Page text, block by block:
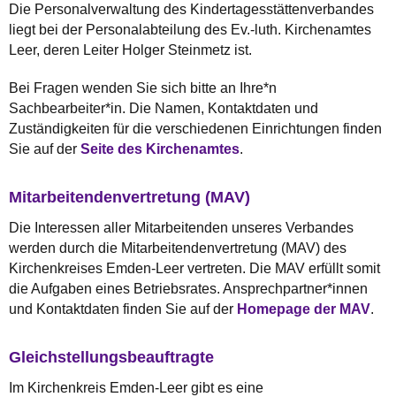
Die Personalverwaltung des Kindertagesstättenverbandes
liegt bei der Personalabteilung des Ev.-luth. Kirchenamtes
Leer, deren Leiter Holger Steinmetz ist.
Bei Fragen wenden Sie sich bitte an Ihre*n
Sachbearbeiter*in. Die Namen, Kontaktdaten und
Zuständigkeiten für die verschiedenen Einrichtungen finden
Sie auf der Seite des Kirchenamtes.
Mitarbeitendenvertretung (MAV)
Die Interessen aller Mitarbeitenden unseres Verbandes
werden durch die Mitarbeitendenvertretung (MAV) des
Kirchenkreises Emden-Leer vertreten. Die MAV erfüllt somit
die Aufgaben eines Betriebsrates. Ansprechpartner*innen
und Kontaktdaten finden Sie auf der Homepage der MAV.
Gleichstellungsbeauftragte
Im Kirchenkreis Emden-Leer gibt es eine